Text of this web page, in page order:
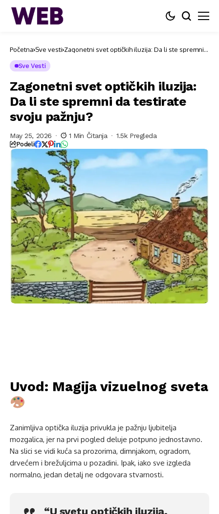
Početna Sve vesti Zagonetni svet optičkih iluzija: Da li ste spremni
Sve Vesti
Zagonetni svet optičkih iluzija:
Da li ste spremni da testirate
svoju pažnju?
May 25, 2026 1 Min Čitanja 1.5k Pregleda
Podeli
Uvod: Magija vizuelnog sveta
Zanimljiva optička iluzija privukla je pažnju ljubitelja
mozgalica, jer na prvi pogled deluje potpuno jednostavno.
Na slici se vidi kuća sa prozorima, dimnjakom, ogradom,
drvećem i brežuljcima u pozadini. Ipak, iako sve izgleda
normalno, jedan detalj ne odgovara stvarnosti.
“U svetu optičkih iluzija,